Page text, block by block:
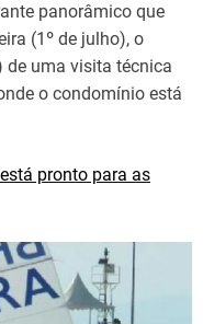
panorâmico que
(1º de julho), o
de uma visita técnica
o condomínio está
pronto para as